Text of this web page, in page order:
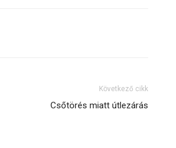
Következő cikk
Csőtörés miatt útlezárás